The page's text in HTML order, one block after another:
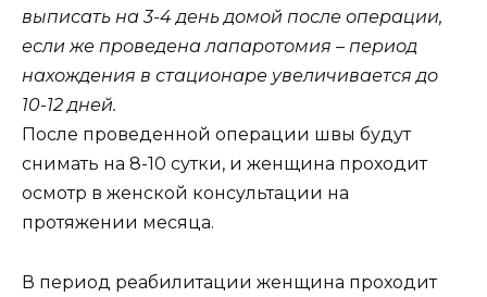
выписать на 3-4 день домой после операции,
если же проведена лапаротомия – период
нахождения в стационаре увеличивается до
10-12 дней.
После проведенной операции швы будут
снимать на 8-10 сутки, и женщина проходит
осмотр в женской консультации на
протяжении месяца.
В период реабилитации женщина проходит